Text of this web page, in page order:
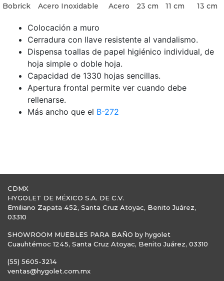
Bobrick
Acero Inoxidable Acero 23 cm 11 cm 13 cm
Colocación a muro
Cerradura con llave resistente al vandalismo.
Dispensa toallas de papel higiénico individual, de
hoja simple o doble hoja.
Capacidad de 1330 hojas sencillas.
Apertura frontal permite ver cuando debe
rellenarse.
Más ancho que el B-272
CDMX
HYGOLET DE MÉXICO S.A. DE C.V.
Emiliano Zapata 452, Santa Cruz Atoyac, Benito Juárez,
03310
SHOWROOM MUEBLES PARA BAÑO by hygolet
Cuauhtémoc 1245, Santa Cruz Atoyac, Benito Juárez, 03310
(55) 5605-3214
ventas@hygolet.com.mx